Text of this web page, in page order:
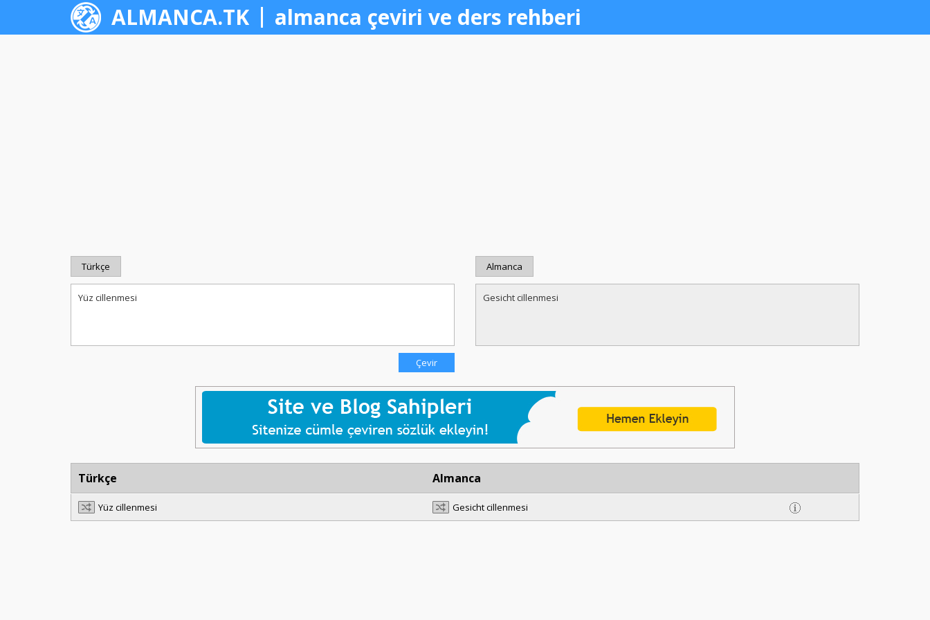
ALMANCA.TK almanca çeviri ve ders rehberi
Türkçe Almanca
Türkçe Almanca
Yüz cillenmesi Gesicht cillenmesi